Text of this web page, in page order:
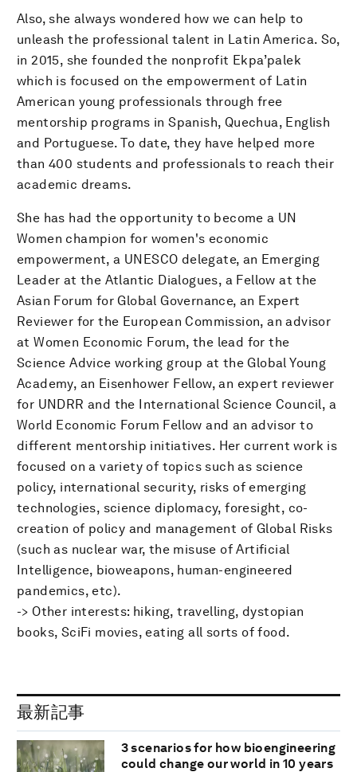
Also, she always wondered how we can help to
unleash the professional talent in Latin America. So,
in 2015, she founded the nonprofit Ekpa’palek
which is focused on the empowerment of Latin
American young professionals through free
mentorship programs in Spanish, Quechua, English
and Portuguese. To date, they have helped more
than 400 students and professionals to reach their
academic dreams.
She has had the opportunity to become a UN
Women champion for women's economic
empowerment, a UNESCO delegate, an Emerging
Leader at the Atlantic Dialogues, a Fellow at the
Asian Forum for Global Governance, an Expert
Reviewer for the European Commission, an advisor
at Women Economic Forum, the lead for the
Science Advice working group at the Global Young
Academy, an Eisenhower Fellow, an expert reviewer
for UNDRR and the International Science Council, a
World Economic Forum Fellow and an advisor to
different mentorship initiatives. Her current work is
focused on a variety of topics such as science
policy, international security, risks of emerging
technologies, science diplomacy, foresight, co-
creation of policy and management of Global Risks
(such as nuclear war, the misuse of Artificial
Intelligence, bioweapons, human-engineered
pandemics, etc).
-> Other interests: hiking, travelling, dystopian
books, SciFi movies, eating all sorts of food.
最新記事
3 scenarios for how bioengineering
could change our world in 10 years